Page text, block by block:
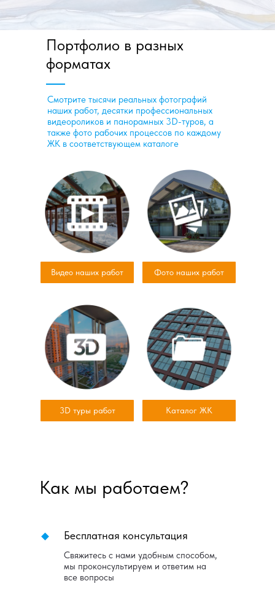
Портфолио в разных
форматах
Смотрите тысячи реальных фотографий
наших работ, десятки профессиональных
видеороликов и панорамных 3D-туров, а
также фото рабочих процессов по каждому
ЖК в соответствующем каталоге
Видео наших работ Фото наших работ
3D туры работ Каталог ЖК
Как мы работаем?
Бесплатная консультация
Свяжитесь с нами удобным способом,
мы проконсультируем и ответим на
все вопросы